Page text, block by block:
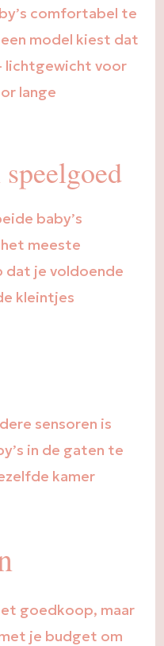
comfortabel te
model kiest dat
lichtgewicht voor
lange
baby’s
meeste
dat je voldoende
kleintjes
sensoren is
in de gaten te
kamer
goedkoop, maar
je budget om